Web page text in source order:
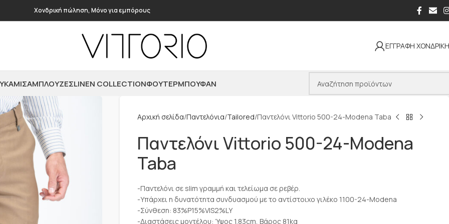
Χονδρική πώληση, Μόνο για εμπόρους
ΕΓΓΡΑΦΗ
ΜΠΛΟΎΖΕΣLINEN COLLECTIONΦΟΎΤΕΡΜΠΟΥΦΆΝ
Αρχική σελίδα Παντελόνια Tailored Παντελόνι Vittorio 500-24-Modena Taba
Παντελόνι Vittorio 500-24-Modena
Taba
-Παντελόνι σε slim γραμμή και τελείωμα σε ρεβέρ.
-Υπάρχει η δυνατότητα συνδυασμού με το αντίστοιχο γιλέκο 1100-24-Modena
-Σύνθεση: 83%P15%VIS2%LY
-Διαστάσεις μοντέλου: Ύψος 1.83cm, Βάρος 81kg